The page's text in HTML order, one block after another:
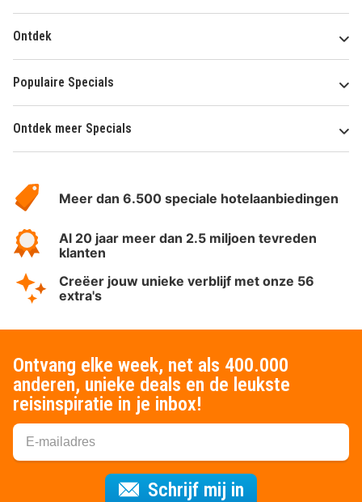
Ontdek
Populaire Specials
Ontdek meer Specials
HotelSpecials
Meer dan 6.500 speciale hotelaanbiedingen
Al 20 jaar meer dan 2.5 miljoen tevreden
klanten
Creëer jouw unieke verblijf met onze 56
extra's
Ontvang elke week, net als 400.000
anderen, unieke deals en de leukste
reisinspiratie in je inbox!
Schrijf mij in